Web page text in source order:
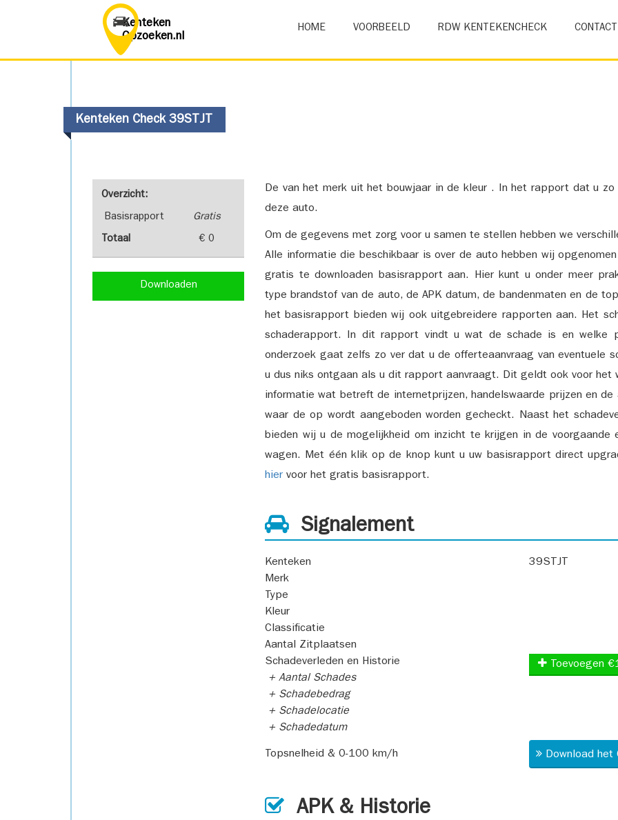
Kenteken
Opzoeken.nl
HOME VOORBEELD RDW KENTEKENCHECK CONTACT
Kenteken Check 39STJT
Overzicht:
Basisrapport Gratis
Totaal € 0
Downloaden
De van het merk uit het bouwjaar in de kleur . In het rapport dat u
deze auto.
Om de gegevens met zorg voor u samen te stellen hebben we
Alle informatie die beschikbaar is over de auto hebben wij
gratis te downloaden basisrapport aan. Hier kunt u onder meer
type brandstof van de auto, de APK datum, de bandenmaten en de
het basisrapport bieden wij ook uitgebreidere rapporten aan. Het
schaderapport. In dit rapport vindt u wat de schade is en welke
onderzoek gaat zelfs zo ver dat u de offerteaanvraag van eventuele
u dus niks ontgaan als u dit rapport aanvraagt. Dit geldt ook voor
informatie wat betreft de internetprijzen, handelswaarde prijzen en
waar de op wordt aangeboden worden gecheckt. Naast het
bieden wij u de mogelijkheid om inzicht te krijgen in de voorgaande
wagen. Met één klik op de knop kunt u uw basisrapport direct
hier voor het gratis basisrapport.
Signalement
Kenteken
39STJT
Merk
Type
Kleur
Classificatie
Aantal Zitplaatsen
Schadeverleden en Historie
+ Aantal Schades
+ Schadebedrag
+ Schadelocatie
+ Schadedatum
Toevoegen
Topsnelheid & 0-100 km/h Download
APK & Historie